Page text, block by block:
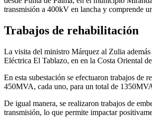
transmisión a 400kV en lancha y comprende
Trabajos de rehabilitación
La visita del ministro Márquez al Zulia
Eléctrica El Tablazo, en en la Costa Oriental
En esta subestación se efectuaron trabajos de
450MVA, cada uno, para un total de
De igual manera, se realizaron trabajos de
transmisión, lo que permite impactar